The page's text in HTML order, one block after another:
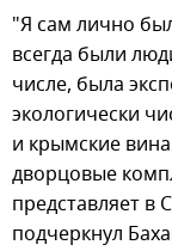
"Я сам лично
всегда были
числе, была
экологически
и крымские
дворцовые
представляет в
подчеркнул